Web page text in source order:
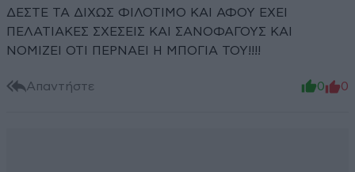
ΔΕΣΤΕ ΤΑ ΔΙΧΩΣ ΦΙΛΟΤΙΜΟ ΚΑΙ ΑΦΟΥ ΕΧΕΙ
ΠΕΛΑΤΙΑΚΕΣ ΣΧΕΣΕΙΣ ΚΑΙ ΣΑΝΟΦΑΓΟΥΣ ΚΑΙ
ΝΟΜΙΖΕΙ ΟΤΙ ΠΕΡΝΑΕΙ Η ΜΠΟΓΙΑ ΤΟΥ!!!!
Απαντήστε 0 0